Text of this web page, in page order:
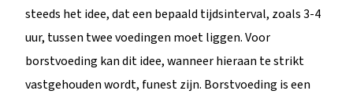
steeds het idee, dat een bepaald tijdsinterval, zoals 3-4
uur, tussen twee voedingen moet liggen. Voor
borstvoeding kan dit idee, wanneer hieraan te strikt
vastgehouden wordt, funest zijn. Borstvoeding is een